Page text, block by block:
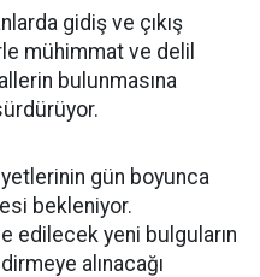
gidiş ve çıkış
mühimmat ve delil
bulunmasına
gün boyunca
bekleniyor.
edilecek yeni bulguların
alınacağı